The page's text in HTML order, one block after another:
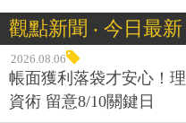
觀點新聞 ‧ 今日最新
2026.08.06
帳面獲利落袋才安心！
資術 留意8/10關鍵日